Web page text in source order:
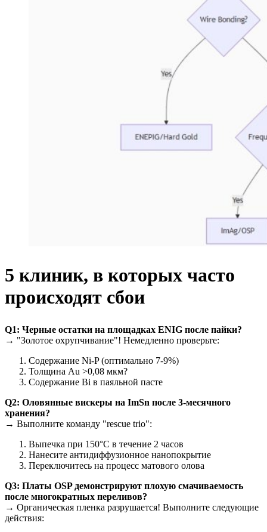
5 клиник, в которых часто
происходят сбои
Q1: Черные остатки на площадках ENIG после пайки?
→ "Золотое охрупчивание"! Немедленно проверьте:
Содержание Ni-P (оптимально 7-9%)
Толщина Au >0,08 мкм?
Содержание Bi в паяльной пасте
Q2: Оловянные вискеры на ImSn после 3-месячного
хранения?
→ Выполните команду "rescue trio":
Выпечка при 150°C в течение 2 часов
Нанесите антидиффузионное нанопокрытие
Переключитесь на процесс матового олова
Q3: Платы OSP демонстрируют плохую смачиваемость
после многократных переливов?
→ Органическая пленка разрушается! Выполните следующие
действия: